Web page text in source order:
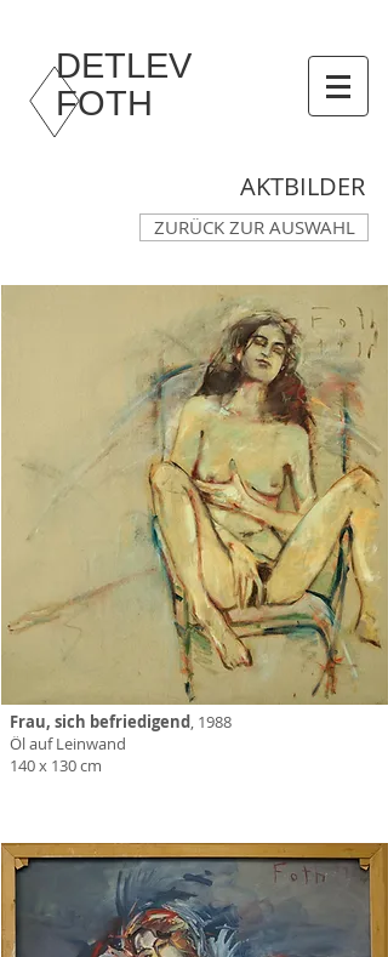
DETLEV
FOTH
AKTBILDER
ZURÜCK ZUR AUSWAHL
Frau, sich befriedigend, 1988
Öl auf Leinwand
140 x 130 cm